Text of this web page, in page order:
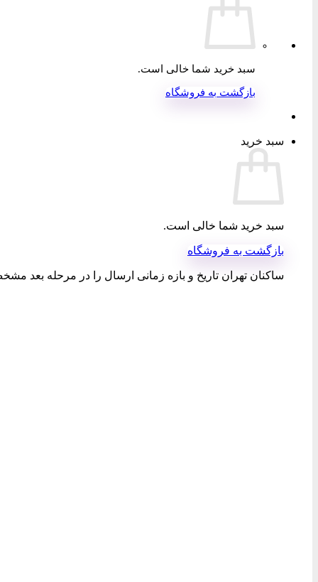
سبد خرید شما خالی است.
بازگشت به فروشگاه
سبد خرید
سبد خرید شما خالی است.
بازگشت به فروشگاه
ساکنان تهران تاریخ و بازه زمانی ارسال را در مرحله بعد